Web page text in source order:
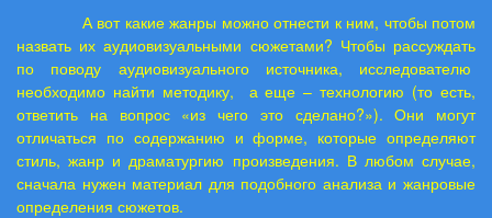
А вот какие жанры можно отнести к ним, чтобы потом
назвать их аудиовизуальными сюжетами? Чтобы рассуждать
по поводу аудиовизуального источника, исследователю
необходимо найти методику,
а еще – технологию (то есть,
ответить на вопрос «из чего это сделано?»). Они могут
отличаться по содержанию и форме, которые определяют
стиль, жанр и драматургию произведения. В любом случае,
сначала нужен материал для подобного анализа и жанровые
определения сюжетов.